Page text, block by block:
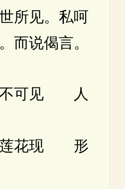
所见。私呵
而说偈言。
可见 人
花现 形